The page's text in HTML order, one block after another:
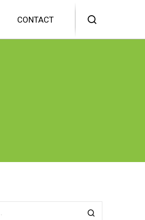
CONTACT